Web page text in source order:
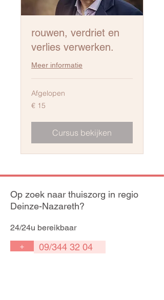
rouwen, verdriet en
verlies verwerken.
Meer informatie
Afgelopen
15
euro
€ 15
Cursus bekijken
Op zoek naar thuiszorg in regio
Deinze-Nazareth?
24/24u bereikbaar
+
09/344 32 04